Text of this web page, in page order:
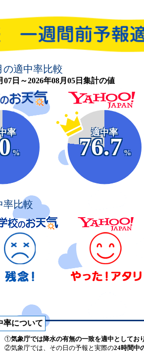
適中率比較
07日～2026年08月05日集計の値
率
%
適中率
76.7
%
比較
率について
①気象庁では降水の有無の一致を適中としており
②気象庁では、その日の予報と実際の24時間中